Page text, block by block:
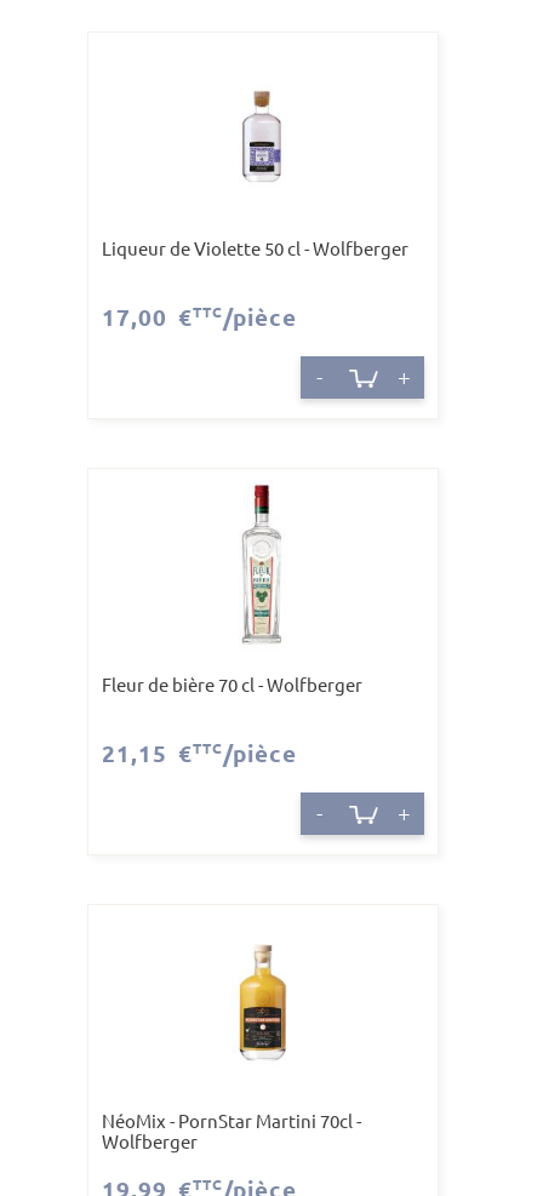
Liqueur de Violette 50 cl - Wolfberger
17,00 €TTC /pièce
- +
Fleur de bière 70 cl - Wolfberger
21,15 €TTC /pièce
- +
NéoMix - PornStar Martini 70cl -
Wolfberger
19,99 €TTC /pièce